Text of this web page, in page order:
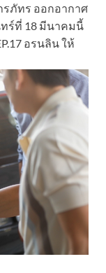
รภัทร ออกอากาศ
ทร์ที่ 18 มีนาคมนี้
อรนลิน ให้